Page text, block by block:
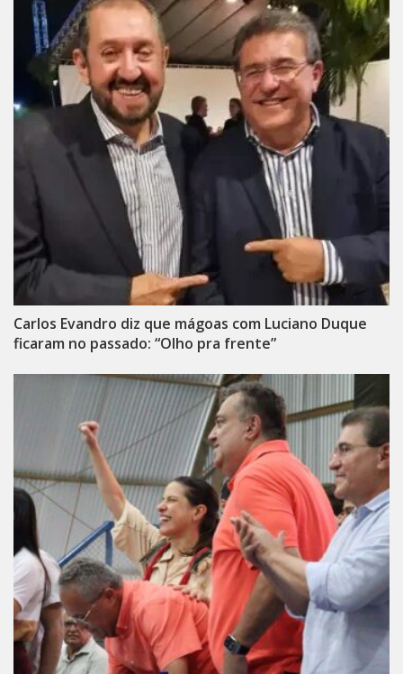
Carlos Evandro diz que mágoas com Luciano Duque
ficaram no passado: “Olho pra frente”